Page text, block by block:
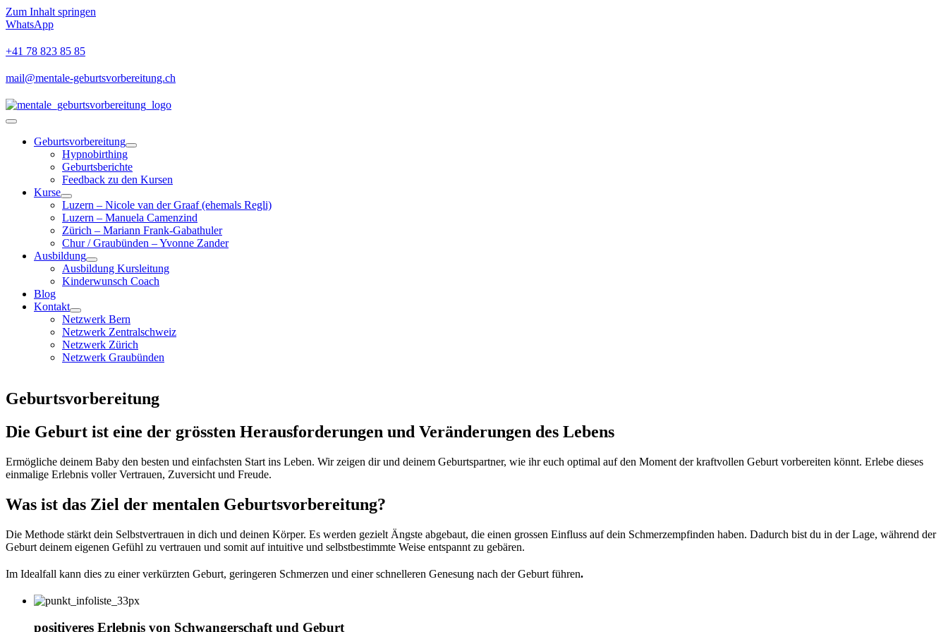
Zum Inhalt springen
WhatsApp
+41 78 823 85 85
mail@mentale-geburtsvorbereitung.ch
Geburtsvorbereitung
Hypnobirthing
Geburtsberichte
Feedback zu den Kursen
Kurse
Luzern – Nicole van der Graaf (ehemals Regli)
Luzern – Manuela Camenzind
Zürich – Mariann Frank-Gabathuler
Chur / Graubünden – Yvonne Zander
Ausbildung
Ausbildung Kursleitung
Kinderwunsch Coach
Blog
Kontakt
Netzwerk Bern
Netzwerk Zentralschweiz
Netzwerk Zürich
Netzwerk Graubünden
Geburtsvorbereitung
Die Geburt ist eine der grössten Herausforderungen und Veränderungen des Lebens
Ermögliche deinem Baby den besten und einfachsten Start ins Leben. Wir zeigen dir und deinem Geburtspartner, wie ihr euch optimal auf den Moment der kraftvollen Geburt vorbereiten könnt. Erlebe dieses
einmalige Erlebnis voller Vertrauen, Zuversicht und Freude.
Was ist das Ziel der mentalen Geburtsvorbereitung?
Die Methode stärkt dein Selbstvertrauen in dich und deinen Körper. Es werden gezielt Ängste abgebaut, die einen grossen Einfluss auf dein Schmerzempfinden haben. Dadurch bist du in der Lage, während der
Geburt deinem eigenen Gefühl zu vertrauen und somit auf intuitive und selbstbestimmte Weise entspannt zu gebären.
Im Idealfall kann dies zu einer verkürzten Geburt, geringeren Schmerzen und einer schnelleren Genesung nach der Geburt führen.
positiveres Erlebnis von Schwangerschaft und Geburt